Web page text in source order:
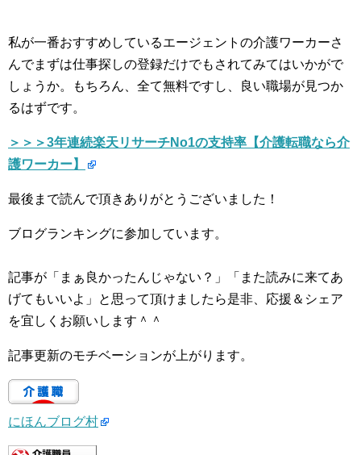
私が一番おすすめしているエージェントの介護ワーカーさ
んでまずは仕事探しの登録だけでもされてみてはいかがで
しょうか。もちろん、全て無料ですし、良い職場が見つか
るはずです。
＞＞＞3年連続楽天リサーチNo1の支持率【介護転職なら介
護ワーカー】
最後まで読んで頂きありがとうございました！
ブログランキングに参加しています。
記事が「まぁ良かったんじゃない？」「また読みに来てあ
げてもいいよ」と思って頂けましたら是非、応援＆シェア
を宜しくお願いします＾＾
記事更新のモチベーションが上がります。
にほんブログ村